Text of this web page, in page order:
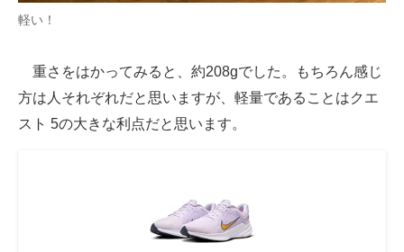
軽い！
重さをはかってみると、約208gでした。もちろん感じ
方は人それぞれだと思いますが、軽量であることはクエ
スト 5の大きな利点だと思います。